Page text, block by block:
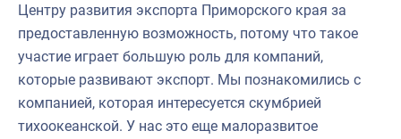
Центру развития экспорта Приморского края за
предоставленную возможность, потому что такое
участие играет большую роль для компаний,
которые развивают экспорт. Мы познакомились с
компанией, которая интересуется скумбрией
тихоокеанской. У нас это еще малоразвитое